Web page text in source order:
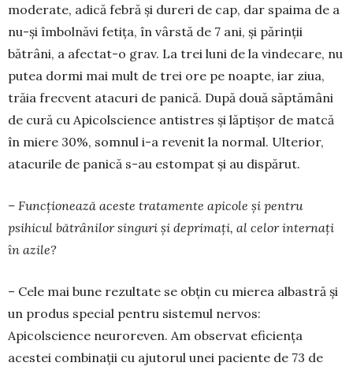
mo­derate, adică febră și dureri de cap, dar spaima de a
nu-și îmbolnăvi fetița, în vârstă de 7 ani, și părinții
bătrâni, a afectat-o grav. La trei luni de la vindecare, nu
putea dormi mai mult de trei ore pe noapte, iar ziua,
trăia frecvent atacuri de pa­nică. După două săp­tămâni
de cură cu Apicol­science antistres și lăptișor de matcă
în miere 30%, somnul i-a revenit la normal. Ulterior,
atacu­rile de panică s-au estom­pat și au dispărut.
– Funcționează aceste tratamente apicole și pentru
psihicul bătrânilor singuri și deprimați, al celor internați
în azile?
– Cele mai bune rezultate se obțin cu mierea albastră și
un produs special pentru sistemul ner­vos:
Apicolscience neuroreven. Am observat efi­ciența
acestei combinații cu ajutorul unei paciente de 73 de